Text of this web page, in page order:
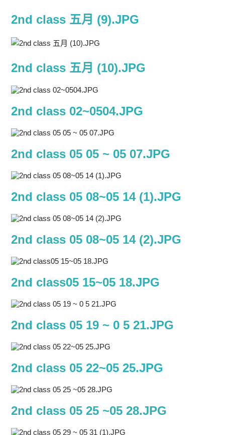
2nd class 五月 (9).JPG
2nd class 五月 (10).JPG
2nd class 02~0504.JPG
2nd class 05 05 ~ 05 07.JPG
2nd class 05 08~05 14 (1).JPG
2nd class 05 08~05 14 (2).JPG
2nd class05 15~05 18.JPG
2nd class 05 19 ~ 0 5 21.JPG
2nd class 05 22~05 25.JPG
2nd class 05 25 ~05 28.JPG